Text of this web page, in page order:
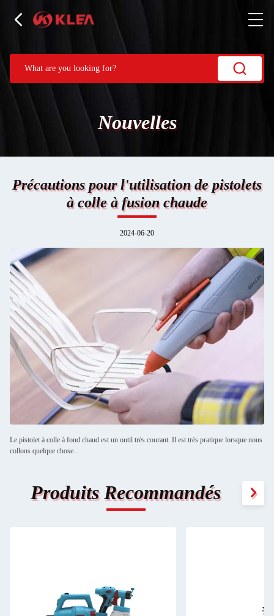
Nouvelles
Précautions pour l'utilisation de pistolets
à colle à fusion chaude
2024-06-20
Le pistolet à colle à fond chaud est un outil très courant. Il est très pratique lorsque nous
collons quelque chose...
Produits Recommandés